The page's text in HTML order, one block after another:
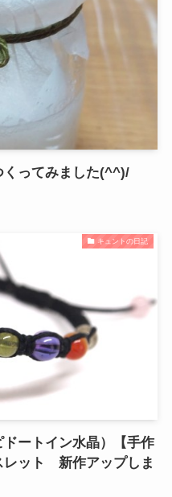
くってみました(^^)/
キュントの日記
ートイン水晶）【手作
レット 新作アップしま